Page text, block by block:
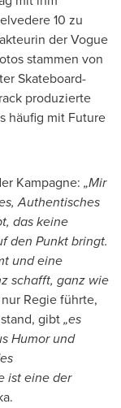
10 zu
der Vogue
stammen von
Skateboard-
produzierte
häufig mit Future
Kampagne: „Mir
Authentisches
das keine
den Punkt bringt.
und eine
schafft, ganz wie
Regie führte,
gibt„es
Humor und
ist eine der